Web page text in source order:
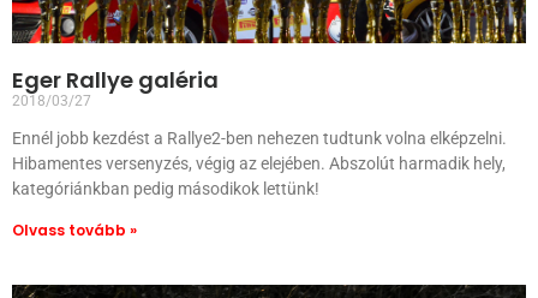
Eger Rallye galéria
2018/03/27
Ennél jobb kezdést a Rallye2-ben nehezen tudtunk volna elképzelni.
Hibamentes versenyzés, végig az elejében. Abszolút harmadik hely,
kategóriánkban pedig másodikok lettünk!
Olvass tovább »